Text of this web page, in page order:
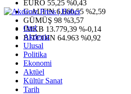
EURO 55,25 %0,43
G.ALTIN6.660,55 %2,59
GÜMÜŞ 98 %3,57
IMKB 13.779,39 %-0,14
BITCOIN 64.963 %0,92
Otel
Akdeniz
Ulusal
Politika
Ekonomi
Aktüel
Kültür Sanat
Tarih